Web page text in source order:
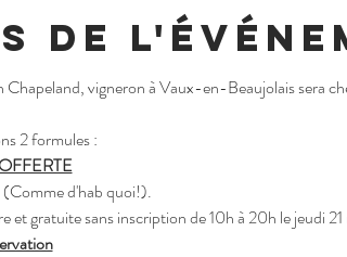
de
Chapeland, vigneron à Vaux-en-Beaujolais sera
2 formules :
d'hab quoi!).
gratuite sans inscription de 10h à 20h le jeudi